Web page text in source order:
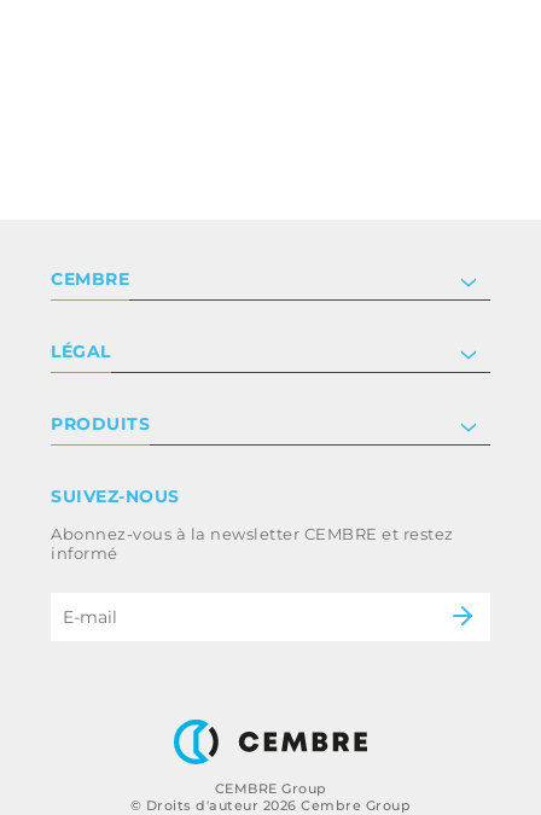
CEMBRE Group
© Droits d'auteur 2026 Cembre Group
CEMBRE
Société
Certificat
Nous rejoindre
LÉGAL
Termes et conditions
Whistleblowing
Code d’éthique et politique anti-corruption
du groupe
PRODUITS
Énergie
B2B Disclaimer
SUIVEZ-NOUS
Abonnez-vous à la newsletter CEMBRE et restez
informé